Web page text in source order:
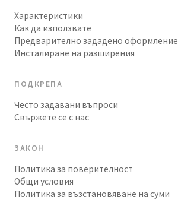
Характеристики
Как да използвате
Предварително зададено оформление
Инсталиране на разширения
ПОДКРЕПА
Често задавани въпроси
Свържете се с нас
ЗАКОН
Политика за поверителност
Общи условия
Политика за възстановяване на суми